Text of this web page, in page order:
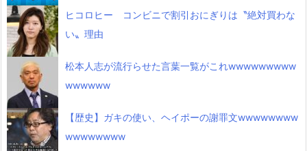
ヒコロヒー コンビニで割引おにぎりは〝絶対買わな
い〟理由
松本人志が流行らせた言葉一覧がこれwwwwwwwww
wwwwww
【歴史】ガキの使い、ヘイポーの謝罪文wwwwwwww
wwwwwwww